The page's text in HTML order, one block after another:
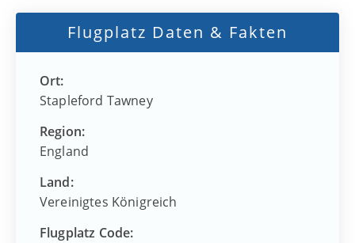
Flugplatz Daten & Fakten
Ort:
Stapleford Tawney
Region:
England
Land:
Vereinigtes Königreich
Flugplatz Code: